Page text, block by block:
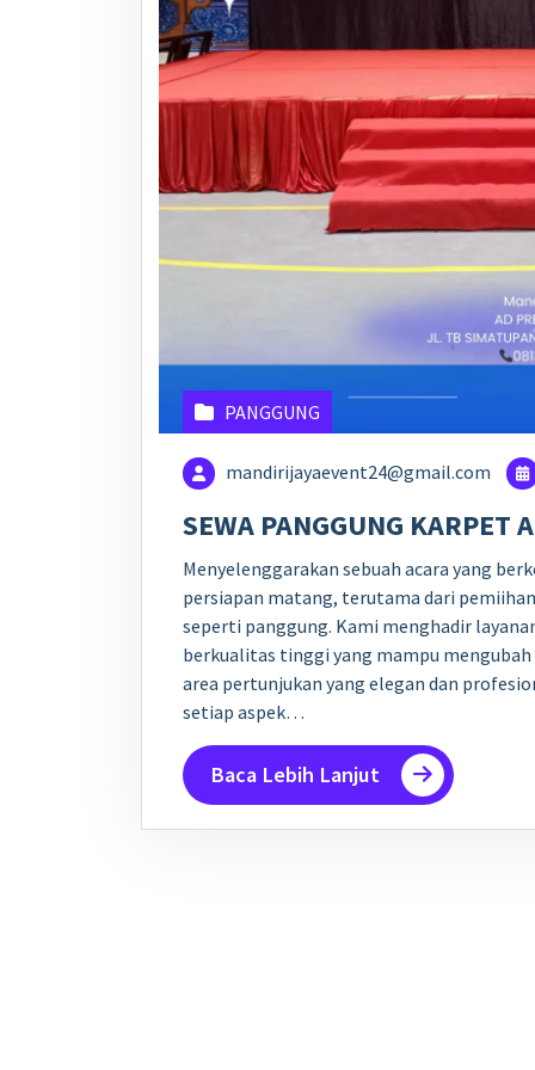
PANGGUNG
mandirijayaevent24@gmail.com
SEWA PANGGUNG KARPET
Menyelenggarakan sebuah acara yang
persiapan matang, terutama dari
seperti panggung. Kami menghadir
berkualitas tinggi yang mampu
area pertunjukan yang elegan dan
setiap aspek…
Baca Lebih Lanjut